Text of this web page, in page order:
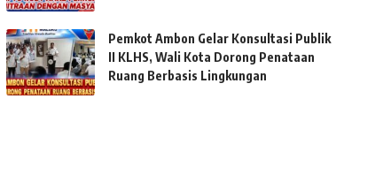
Pemkot Ambon Gelar Konsultasi Publik
II KLHS, Wali Kota Dorong Penataan
Ruang Berbasis Lingkungan